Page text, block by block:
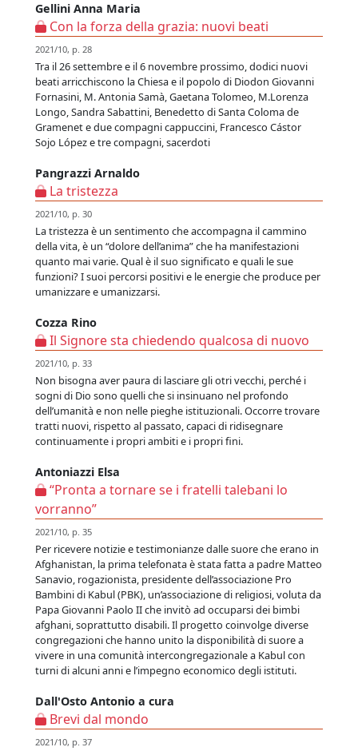
Gellini Anna Maria
Con la forza della grazia: nuovi beati
2021/10, p. 28
Tra il 26 settembre e il 6 novembre prossimo, dodici nuovi
beati arricchiscono la Chiesa e il popolo di Diodon Giovanni
Fornasini, M. Antonia Samà, Gaetana Tolomeo, M.Lorenza
Longo, Sandra Sabattini, Benedetto di Santa Coloma de
Gramenet e due compagni cappuccini, Francesco Cástor
Sojo López e tre compagni, sacerdoti
Pangrazzi Arnaldo
La tristezza
2021/10, p. 30
La tristezza è un sentimento che accompagna il cammino
della vita, è un “dolore dell’anima” che ha manifestazioni
quanto mai varie. Qual è il suo significato e quali le sue
funzioni? I suoi percorsi positivi e le energie che produce per
umanizzare e umanizzarsi.
Cozza Rino
Il Signore sta chiedendo qualcosa di nuovo
2021/10, p. 33
Non bisogna aver paura di lasciare gli otri vecchi, perché i
sogni di Dio sono quelli che si insinuano nel profondo
dell’umanità e non nelle pieghe istituzionali. Occorre trovare
tratti nuovi, rispetto al passato, capaci di ridisegnare
continuamente i propri ambiti e i propri fini.
Antoniazzi Elsa
“Pronta a tornare se i fratelli talebani lo
vorranno”
2021/10, p. 35
Per ricevere notizie e testimonianze dalle suore che erano in
Afghanistan, la prima telefonata è stata fatta a padre Matteo
Sanavio, rogazionista, presidente dell’associazione Pro
Bambini di Kabul (PBK), un’associazione di religiosi, voluta da
Papa Giovanni Paolo II che invitò ad occuparsi dei bimbi
afghani, soprattutto disabili. Il progetto coinvolge diverse
congregazioni che hanno unito la disponibilità di suore a
vivere in una comunità intercongregazionale a Kabul con
turni di alcuni anni e l’impegno economico degli istituti.
Dall'Osto Antonio a cura
Brevi dal mondo
2021/10, p. 37